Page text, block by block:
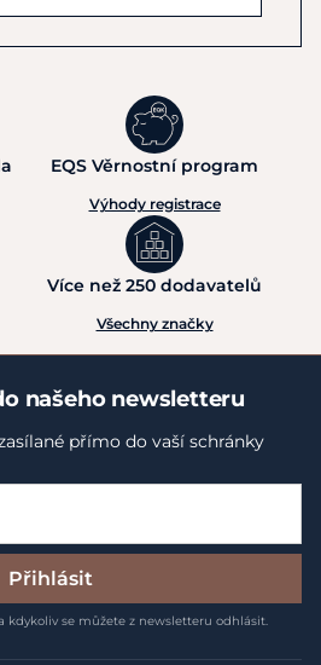
EQS Věrnostní program
Výhody registrace
Více než 250 dodavatelů
Všechny značky
našeho newsletteru
přímo do vaší schránky
Přihlásit
kdykoliv se můžete z newsletteru odhlásit.